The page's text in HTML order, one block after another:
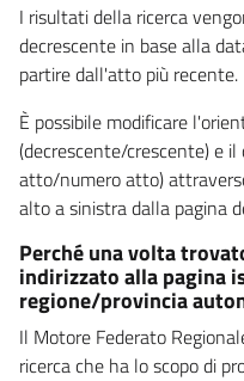
I risultati della ricerca
decrescente in base alla
partire dall'atto più recente.
È possibile modificare
(decrescente/crescente) e
atto/numero atto)
alto a sinistra dalla pagina
Perché una volta
indirizzato alla pagina
regione/provincia
Il Motore Federato
ricerca che ha lo scopo di